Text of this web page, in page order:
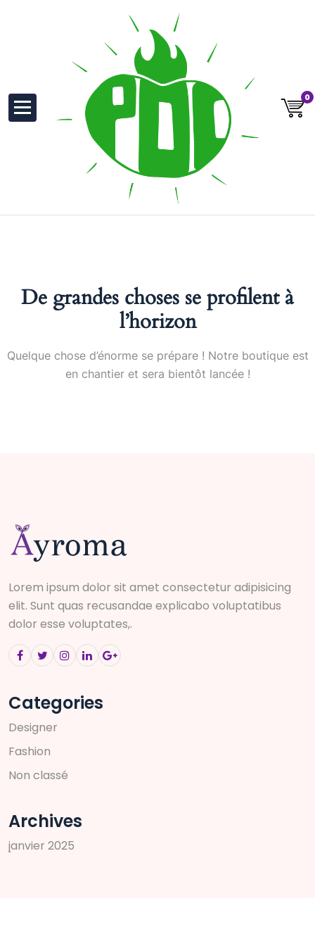
0
De grandes choses se profilent à
l’horizon
Quelque chose d’énorme se prépare ! Notre boutique est
en chantier et sera bientôt lancée !
Lorem ipsum dolor sit amet consectetur adipisicing
elit. Sunt quas recusandae explicabo voluptatibus
dolor esse voluptates,.
Categories
Designer
Fashion
Non classé
Archives
janvier 2025